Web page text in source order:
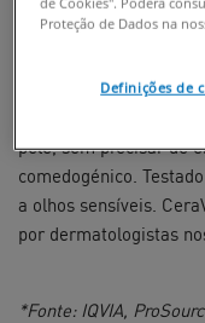
Água Micelar, para
Niacinamida,
eliminar eficazmente
enquanto que
pele, sem precisar de
comedogénico.
a olhos sensíveis.
por dermatologistas
*Fonte: IQVIA,
Proteção de Dados na
Definições de